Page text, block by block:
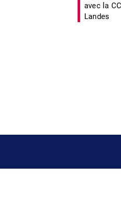
avec la
Landes